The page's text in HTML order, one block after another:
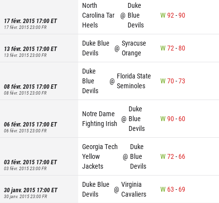
17 févr. 2015 17:00ET
17 févr. 2015 23:00FR
North
Carolina Tar
Heels
@
Duke
Blue
Devils
W92-90
13 févr. 2015 17:00ET
13 févr. 2015 23:00FR
Duke Blue
Devils
@
Syracuse
Orange
W72-80
08 févr. 2015 17:00ET
08 févr. 2015 23:00FR
Duke
Blue
Devils
@
Florida State
Seminoles
W70-73
06 févr. 2015 17:00ET
06 févr. 2015 23:00FR
Notre Dame
Fighting Irish
@
Duke
Blue
Devils
W90- 60
03 févr. 2015 17:00ET
03 févr. 2015 23:00FR
Georgia Tech
Yellow
Jackets
@
Duke
Blue
Devils
W72- 66
30 janv. 2015 17:00ET
30 janv. 2015 23:00FR
Duke Blue
Devils
@
Virginia
Cavaliers
W 63 - 69